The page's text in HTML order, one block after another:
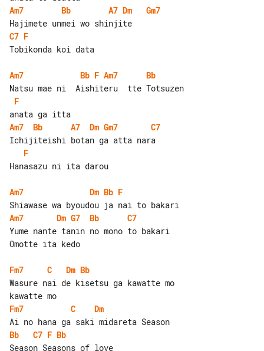
Am7
Bb A7 Dm
Gm7
C7 F
Tobikonda koi data
Am7 Bb F Am7
Bb
F
Am7
Bb A7 Dm Gm7
C7
F
Hanasazu ni ita darou
Am7 Dm Bb F
Am7
Dm G7 Bb
C7
Yume nante tanin no mono to bakari
Omotte ita kedo
Fm7 C Dm Bb
Wasure nai de kisetsu ga kawatte mo
Fm7
C
Dm
Bb
C7 F Bb